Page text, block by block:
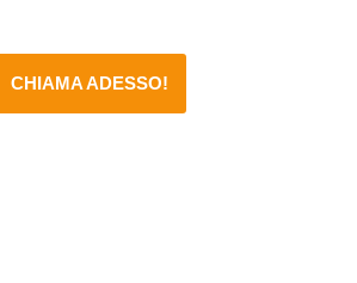
CHIAMA ADESSO!